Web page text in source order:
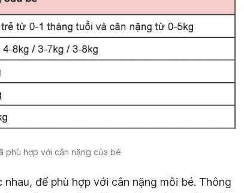
phù hợp với cân nặng của bé
để phù hợp với cân nặng mỗi bé. Thông